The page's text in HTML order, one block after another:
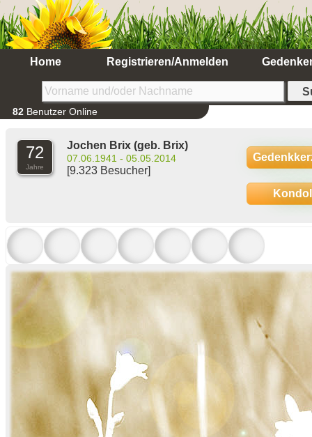
Home Registrieren/Anmelden
82 Benutzer Online
72
Jahre
Jochen Brix (geb. Brix)
07.06.1941 - 05.05.2014
[9.323 Besucher]